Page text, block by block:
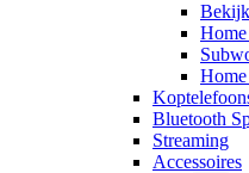
Home
Home
Bluetooth
Streaming
Accessoires